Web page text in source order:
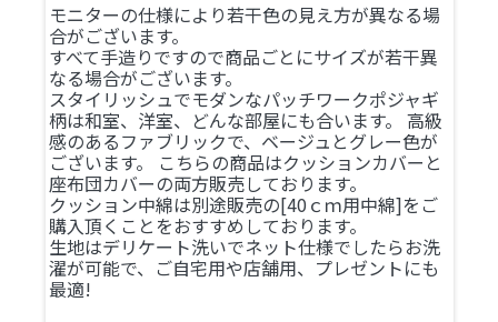
モニターの仕様により若干色の見え方が異なる場
合がございます。
すべて手造りですので商品ごとにサイズが若干異
なる場合がございます。
スタイリッシュでモダンなパッチワークポジャギ
柄は和室、洋室、どんな部屋にも合います。 高級
感のあるファブリックで、ベージュとグレー色が
ございます。 こちらの商品はクッションカバーと
座布団カバーの両方販売しております。
クッション中綿は別途販売の[40ｃｍ用中綿]をご
購入頂くことをおすすめしております。
生地はデリケート洗いでネット仕様でしたらお洗
濯が可能で、ご自宅用や店舗用、プレゼントにも
最適!